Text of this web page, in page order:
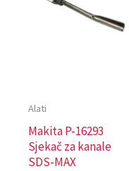
Alati
Makita P-16293
Sjekač za kanale
SDS-MAX